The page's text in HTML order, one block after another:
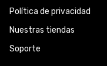
Política de privacidad
Nuestras tiendas
Soporte